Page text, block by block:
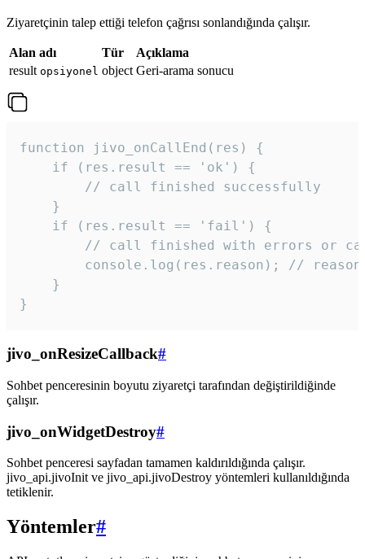
Ziyaretçinin talep ettiği telefon çağrısı sonlandığında çalışır.
Alan adı Tür
Açıklama
result opsiyonel object Geri-arama sonucu
function jivo_onCallEnd(res) {
    if (res.result == 'ok') {
        // call finished successfully
    }
    if (res.result == 'fail') {
// call finished with errors or
console.log(res.reason); //
    }
}
jivo_onResizeCallback#
Sohbet penceresinin boyutu ziyaretçi tarafından değiştirildiğinde
çalışır.
jivo_onWidgetDestroy#
Sohbet penceresi sayfadan tamamen kaldırıldığında çalışır.
jivo_api.jivoInit ve jivo_api.jivoDestroy yöntemleri kullanıldığında
tetiklenir.
Yöntemler#